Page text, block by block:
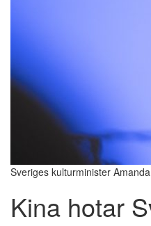
Sveriges kulturminister
Kina hotar